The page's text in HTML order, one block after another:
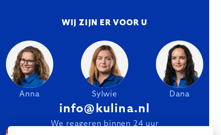
WIJ ZIJN ER VOOR U
Anna Sylwie Dana
info@kulina.nl
We reageren binnen 24 uur